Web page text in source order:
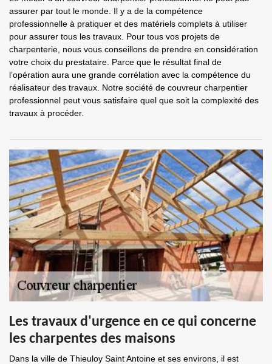
assurer par tout le monde. Il y a de la compétence
professionnelle à pratiquer et des matériels complets à utiliser
pour assurer tous les travaux. Pour tous vos projets de
charpenterie, nous vous conseillons de prendre en considération
votre choix du prestataire. Parce que le résultat final de
l’opération aura une grande corrélation avec la compétence du
réalisateur des travaux. Notre société de couvreur charpentier
professionnel peut vous satisfaire quel que soit la complexité des
travaux à procéder.
Les travaux d'urgence en ce qui concerne
les charpentes des maisons
Dans la ville de Thieuloy Saint Antoine et ses environs, il est